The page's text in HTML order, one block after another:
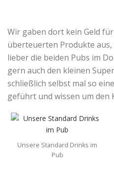
Wir gaben dort kein Geld
überteuerten Produkte
lieber die beiden Pubs im
gern auch den kleinen
schließlich selbst mal so
geführt und wissen um den
Unsere Standard Drinks im
Pub